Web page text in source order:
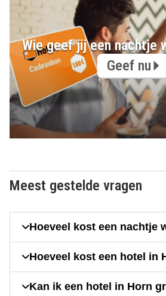
Wie geef jij een nachtje
Geef nu
Meest gestelde vragen
Hoeveel kost een nachtje
Hoeveel kost een hotel in
Kan ik een hotel in Horn